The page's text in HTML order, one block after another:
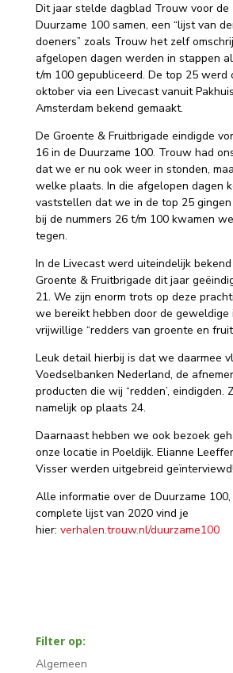
Dit jaar stelde dagblad Trouw voor de
Duurzame 100 samen, een “lijst van
doeners” zoals Trouw het zelf
afgelopen dagen werden in stappen
t/m 100 gepubliceerd. De top 25 werd
oktober via een Livecast vanuit
Amsterdam bekend gemaakt.
De Groente & Fruitbrigade eindigde
16 in de Duurzame 100. Trouw had
dat we er nu ook weer in stonden,
welke plaats. In die afgelopen dagen
vaststellen dat we in de top 25
bij de nummers 26 t/m 100 kwamen
tegen.
In de Livecast werd uiteindelijk
Groente & Fruitbrigade dit jaar
21. We zijn enorm trots op deze
we bereikt hebben door de geweldige
vrijwillige “redders van groente en
Leuk detail hierbij is dat we daarmee
Voedselbanken Nederland, de
producten die wij “redden’, eindigden.
namelijk op plaats 24.
Daarnaast hebben we ook bezoek
onze locatie in Poeldijk. Elianne
Visser werden uitgebreid geïnterviewd!
Alle informatie over de Duurzame
complete lijst van 2020 vind je
hier: verhalen.trouw.nl/duurzame100
Filter op:
Algemeen